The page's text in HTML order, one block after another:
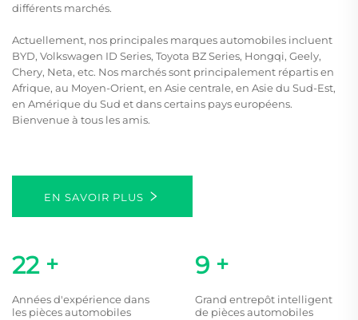
différents marchés.
Actuellement, nos principales marques automobiles incluent
BYD, Volkswagen ID Series, Toyota BZ Series, Hongqi, Geely,
Chery, Neta, etc. Nos marchés sont principalement répartis en
Afrique, au Moyen-Orient, en Asie centrale, en Asie du Sud-Est,
en Amérique du Sud et dans certains pays européens.
Bienvenue à tous les amis.
EN SAVOIR PLUS
25 +
Années d'expérience dans
les pièces automobiles
10 +
Grand entrepôt intelligent
de pièces automobiles